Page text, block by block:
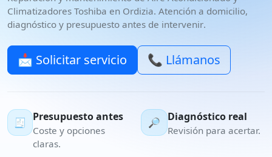
Climatizadores Toshiba en Ordizia. Atención a domicilio,
diagnóstico y presupuesto antes de intervenir.
📩 Solicitar servicio 📞 Llámanos
🧾 Presupuesto antes
Coste y opciones
claras.
🔎 Diagnóstico real
Revisión para acertar.